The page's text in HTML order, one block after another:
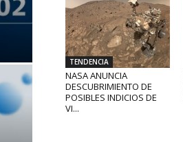
TENDENCIA
NASA ANUNCIA
DESCUBRIMIENTO DE
POSIBLES INDICIOS DE
VI...